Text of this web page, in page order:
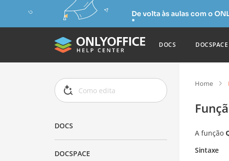
De volta às aulas com o
DOCS DOCSPACE
DOCS
DOCSPACE
Home
A função
Sintaxe